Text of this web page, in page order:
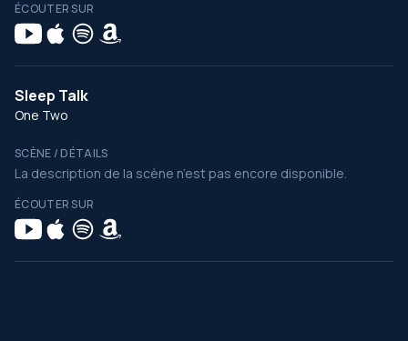
ÉCOUTER SUR
Sleep Talk
One Two
SCÈNE / DÉTAILS
La description de la scène n’est pas encore disponible.
ÉCOUTER SUR